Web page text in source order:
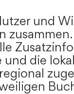
und
und die